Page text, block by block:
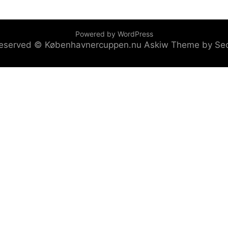
Powered by WordPress
© Københavnercuppen.nu Askiw Theme by